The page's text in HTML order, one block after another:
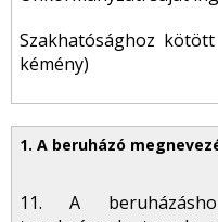
Szakhatósághoz
kémény)
11. A